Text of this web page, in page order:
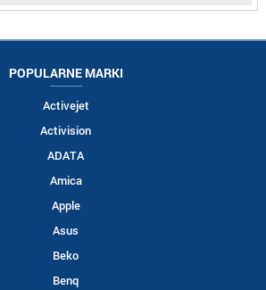
POPULARNE MARKI
Activejet
Activision
ADATA
Amica
Apple
Asus
Beko
Benq